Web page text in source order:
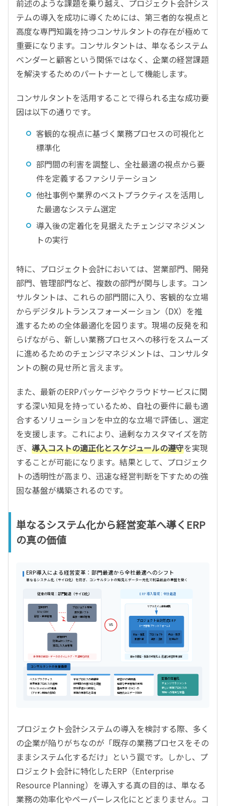
前述のような課題を乗り越え、プロジェクト会計シス
テムの導入を成功に導くためには、第三者的な視点と
高度な専門知識を持つコンサルタントの存在が極めて
重要になります。コンサルタントは、単なるシステム
ベンダーと顧客という関係ではなく、企業の経営課題
を解決するためのパートナーとして機能します。
コンサルタントを活用することで得られる主な成功要
因は以下の通りです。
客観的な視点に基づく業務プロセスの可視化と
標準化
部門間の利害を調整し、全社最適の視点から要
件を定義するファシリテーション
他社事例や業界のベストプラクティスを活用し
た最適なシステム選定
導入後の定着化を見据えたチェンジマネジメン
トの実行
特に、プロジェクト会計においては、営業部門、開発
部門、管理部門など、複数の部門が関与します。コン
サルタントは、これらの部門間に入り、客観的な立場
からデジタルトランスフォーメーション（DX）を推
進するための全体最適化を図ります。現場の反発を和
らげながら、新しい業務プロセスへの移行をスムーズ
に進めるためのチェンジマネジメントは、コンサルタ
ントの腕の見せ所と言えます。
また、最新のERPパッケージやクラウドサービスに関
する深い知見を持っているため、自社の要件に最も適
合するソリューションを中立的な立場で評価し、選定
を支援します。これにより、過剰なカスタマイズを防
ぎ、 導入コストの適正化とスケジュールの遵守を実現
することが可能になります。結果として、プロジェク
トの透明性が高まり、迅速な経営判断を下すための強
固な基盤が構築されるのです。
単なるシステム化から経営変革へ導くERP
の真の価値
ERP導入による経営変革：部門最適から全社最適へのシフト
単なるシステム化（サイロ化）を防ぎ、コンサルタントの知見とデータ一元化で利益創出の基盤を築く
従来の環境：部門最適（サイロ化）
営業部門
SFA / CRM
顧客・案件管理
プロジェクト現場
表計算ソフト
進捗・個別管理
経理部門
財務会計システム
独立した入金管理
手作業の転記・データのタイムラグ・不透明な収支
VS
ERP導入環境：全社最適
プロジェクト会計対応ERP
【一元管理プラットフォーム】
引合・受注
要員計画
プロジェクト
進捗・工数
売上・請求
財務会計
リアルタイム自動連携
日々の原価・採算の可視化 ＆ 迅速な経営意思決定
コンサルタントの支援価値
ベストプラクティス
業界標準プロセスの適用
Fit to Standardの推進
（アドオン開発の抑制）
全社プロセスの再構築
部門間の利害対立を調整
部分最適から脱却し
業務の標準化を主導
経営KPIの再定義
精緻な予実管理の実現
着地予想（EAC）の
精度向上とデータ設計
変革の定着化
チェンジマネジメント
新しい業務プロセスの
現場への確実な定着
プロジェクト会計システムの導入を検討する際、多く
の企業が陥りがちなのが「既存の業務プロセスをその
ままシステム化するだけ」という罠です。しかし、プ
ロジェクト会計に特化したERP（Enterprise
Resource Planning）を導入する真の目的は、単なる
業務の効率化やペーパーレス化にとどまりません。コ